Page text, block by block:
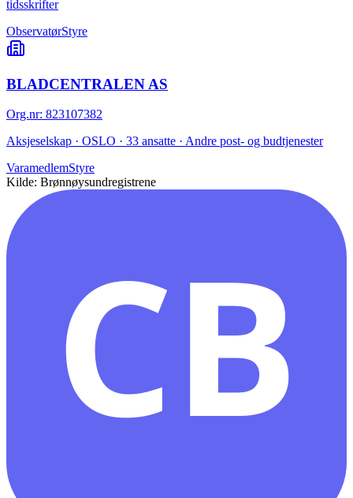
tidsskrifter
ObservatørStyre
BLADCENTRALEN AS
Org.nr: 823107382
Aksjeselskap · OSLO · 33 ansatte · Andre post- og budtjenester
VaramedlemStyre
Kilde: Brønnøysundregistrene
CB